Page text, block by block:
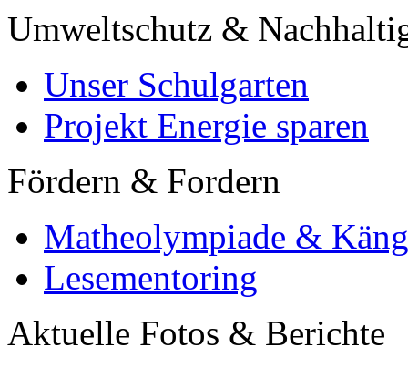
Umweltschutz &
Unser Schulgarten
Projekt Energie sparen
Fördern & Fordern
Matheolympiade &
Lesementoring
Aktuelle Fotos & Berichte